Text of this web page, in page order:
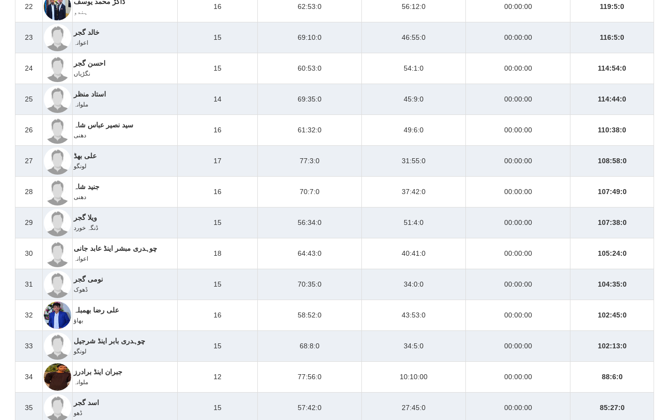
22
ہندو
16 62:53:0 56:12:0 00:00:00 119:5:0
23
خالد گجر
اعوانہ
15 69:10:0 46:55:0 00:00:00 116:5:0
24
احسن گجر
نگڑیاں
15 60:53:0 54:1:0 00:00:00 114:54:0
25
استاد منظر
ملوانہ
14 69:35:0 45:9:0 00:00:00 114:44:0
26
سید نصیر عباس شاہ
دھنی
16 61:32:0 49:6:0 00:00:00 110:38:0
27
علی بھڈ
لونگو
17 77:3:0 31:55:0 00:00:00 108:58:0
28
جنید شاہ
دھنی
16 70:7:0 37:42:0 00:00:00 107:49:0
29
ویلا گجر
ڈنگہ خورد
15 56:34:0 51:4:0 00:00:00 107:38:0
30
چوہدری مبشر اینڈ عابد جانی
اعوانہ
18 64:43:0 40:41:0 00:00:00 105:24:0
31
نومی گجر
ڈھوک
15 70:35:0 34:0:0 00:00:00 104:35:0
32
علی رضا بھمبلہ
بھاؤ
16 58:52:0 43:53:0 00:00:00 102:45:0
33
چوہدری بابر اینڈ شرجیل
لونگو
15 68:8:0 34:5:0 00:00:00 102:13:0
34
جبران اینڈ برادرز
ملوانہ
12 77:56:0 10:10:00 00:00:00 88:6:0
35
اسد گجر
ڈھو
15 57:42:0 27:45:0 00:00:00 85:27:0